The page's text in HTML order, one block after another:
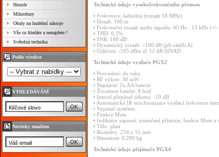
Housle
Mikrofony
Obaly na hudební nástoje
Vše co hledáte a nenajdete !
Světelná technika
Podle výrobce
VYHLEDÁVÁNÍ
Novinky emailem
Technické údaje vysokofrekvenčního přenosu
• Frekvence: laditelná (rozsah 18 MHz)
• Dosah: 100 m
• Frekvenční rozsah audio signálu: 45 Hz - 15 kHz (+/-
• THD: 0,5%
• SNR: 100 dB
• Dynamický rozsah: >100 dB (při zátěži A)
• Citlivost: -105 dBm @ 12 dB SINAD
Technické údaje vysílače PGX2
• Provedení: do ruky
• RF výkon: 30 mW
• Napájení: 2x AA baterie
• Životnost baterie: 8 hod
• Interní přepínač útlumu: -10 dB
• Automatická IR synchronizace vysílací frekvence
• Vypínač systému
• Funkce Mute
• Indikátor zapnutí, uzamčení přístroje, funkce Mute a
• Tělo: plast
• Rozměry: 254 x 51 mm
• Hmotnost: 0,290 kg
Technické údaje přijímače PGX4